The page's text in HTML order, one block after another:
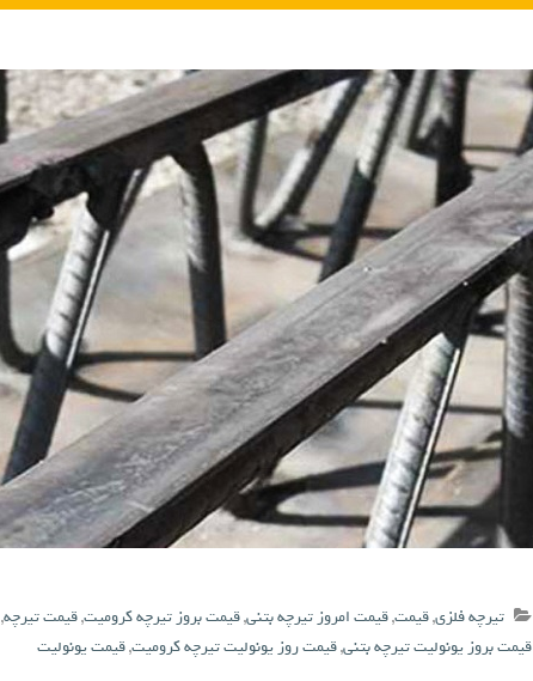
تیرچه فلزی,قیمت,قیمت امروز تیرچه بتنی,قیمت بروز تیرچه کرومیت,قیمت تیرچه,
قیمت بروز یونولیت تیرچه بتنی,قیمت روز یونولیت تیرچه کرومیت,قیمت یونولیت